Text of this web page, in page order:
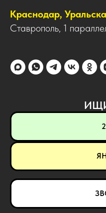
Краснодар,
Ставрополь, 1